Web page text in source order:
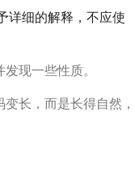
详细的解释，不应使
现一些性质。
长，而是长得自然，